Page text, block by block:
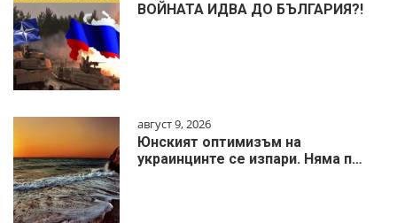
ВОЙНАТА ИДВА ДО БЪЛГАРИЯ?!
август 9, 2026
Юнският оптимизъм на
украинцинте се изпари. Няма п…